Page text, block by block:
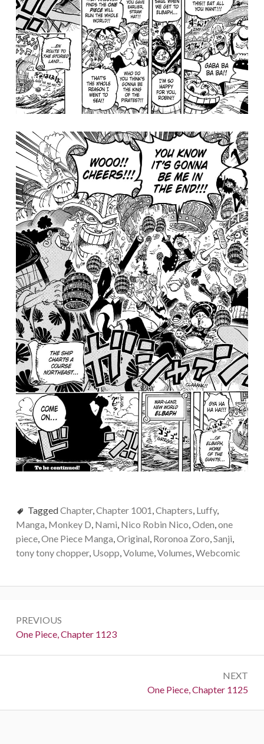
TaggedChapter, Chapter 1001 Chapters Luffy,
Manga Monkey D Nami Nico Robin Nico Oden one
piece, One Piece Manga Original Roronoa Zoro Sanji
tony tony chopper, Usopp Volume, Volumes Webcomic
navigation
PREVIOUS
Previous:
One Piece, Chapter 1123
NEXT
Next:
One Piece, Chapter 1125